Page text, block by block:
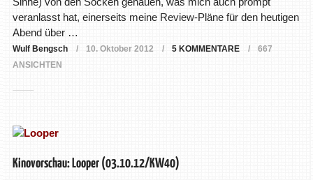
veranlasst hat, einerseits meine Review-Pläne für den heutigen
Abend über …
Wulf Bengsch 10. Oktober 2012 5 KOMMENTARE
667
ANSICHTEN
Kinovorschau: Looper (03.10.12/KW40)